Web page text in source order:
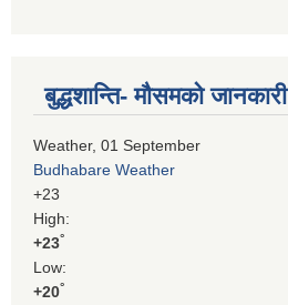
बुद्धशान्ति- मौसमको जानकारी
Weather, 01 September
Budhabare Weather
+23
High:
+23°
Low:
+20°